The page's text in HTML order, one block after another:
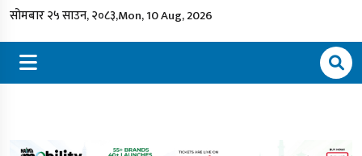
सोमबार २५ साउन, २०८३,Mon, 10 Aug, 2026